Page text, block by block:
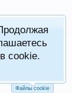
cookie.
Файлы cookie